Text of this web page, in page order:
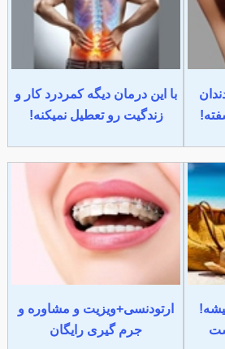
با این درمان دیگه کمردرد کار و
زندگیت رو تعطیل نمیکنه!
ارتودنسی+ویزیت و مشاوره و
جرم گیری رایگان